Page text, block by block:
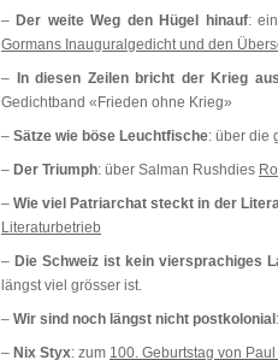
– Der weite Weg den Hügel hinauf:
Gormans Inauguralgedicht und den
–
In diesen Zeilen bricht der Krieg aus
Gedichtband «Frieden ohne Krieg»
– Sätze wie böse Leuchtfische: über die
– Der Triumph: über Salman Rushdies
–Wie viel Patriarchat steckt in der
Literaturbetrieb
– Die Schweiz ist kein viersprachiges
längst viel grösser ist.
– Wir sind noch längst nicht postkolonial
– Nix Styx: zum 100. Geburtstag von